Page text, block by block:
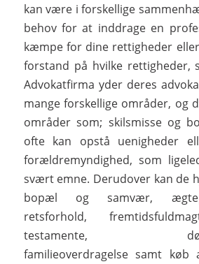
kan være i forskellige
behov for at inddrage en
kæmpe for dine rettigheder
forstand på hvilke rettigheder,
Advokatfirma yder deres
mange forskellige områder, og
områder som; skilsmisse og
ofte kan opstå uenigheder
forældremyndighed, som
svært emne. Derudover kan de
bopæl og samvær,
retsforhold,
testamente,
familieoverdragelse samt køb